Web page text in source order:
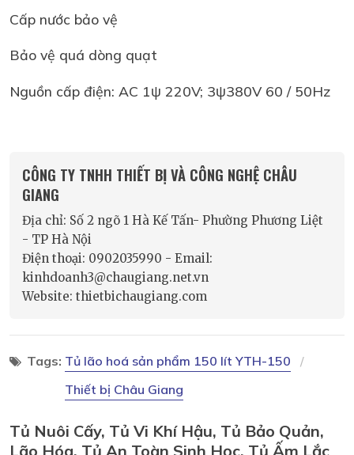
Cấp nước bảo vệ
Bảo vệ quá dòng quạt
Nguồn cấp điện: AC 1ψ 220V; 3ψ380V 60 / 50Hz
CÔNG TY TNHH THIẾT BỊ VÀ CÔNG NGHỆ CHÂU
GIANG
Địa chỉ: Số 2 ngõ 1 Hà Kế Tấn- Phường Phương Liệt
- TP Hà Nội
Điện thoại: 0902035990 - Email:
kinhdoanh3@chaugiang.net.vn
Website: thietbichaugiang.com
Tags: Tủ lão hoá sản phẩm 150 lít YTH-150
Thiết bị Châu Giang
Tủ Nuôi Cấy, Tủ Vi Khí Hậu, Tủ Bảo Quản,
Lão Hóa, Tủ An Toàn Sinh Học, Tủ Ấm Lắc